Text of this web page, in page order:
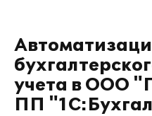
учета в ООО
ПП